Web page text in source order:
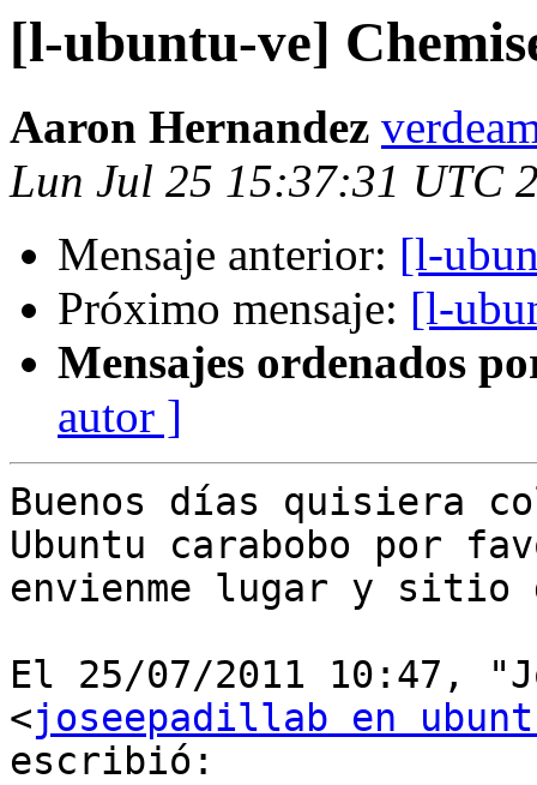
[l-ubuntu-ve]
Aaron Hernandez
Lun Jul 25 15:37:31 UTC
Mensaje anterior: [l-
Próximo mensaje: [l-
Mensajes ordenados
autor ]
Buenos días quisiera
Ubuntu carabobo por
envienme lugar y sitio
El 25/07/2011 10:47,
<joseepadillab en
escribió: